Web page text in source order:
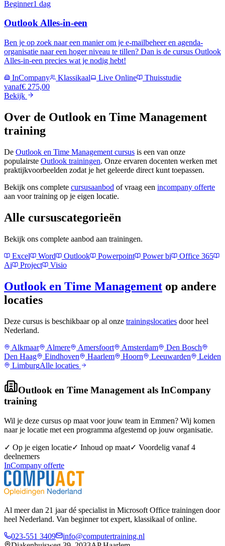
Beginner1 dag
Outlook Alles-in-een
Ben je op zoek naar een manier om je e-mailbeheer en agenda-
organisatie naar een hoger niveau te tillen? Dan is de cursus Outlook
Alles-in-een precies wat je nodig hebt!
InCompany
Klassikaal Live Online
Thuisstudie
vanaf€ 275,00
Bekijk
Over de Outlook en Time Management
training
De Outlook en Time Management cursus is een van onze
populairste Outlook trainingen. Onze ervaren docenten werken met
praktijkvoorbeelden zodat je het geleerde direct kunt toepassen.
Bekijk ons complete cursusaanbod of vraag een incompany offerte
aan voor training op je eigen locatie.
Alle cursuscategorieën
Bekijk ons complete aanbod aan trainingen.
Excel
Word Outlook Powerpoint Power bi
Office 365
Ai
Project Visio
Outlook en Time Management op andere
locaties
Deze cursus is beschikbaar op al onze trainingslocaties door heel
Nederland.
Alkmaar
Almere Amersfoort Amsterdam
Den Bosch
Den Haag
Eindhoven Haarlem Hoorn Leeuwarden
Leiden
LimburgAlle locaties
Outlook en Time Managementals InCompany
training
Wil je deze cursus op maat voor jouw team in Emmen? Wij komen
naar je locatie met een programma afgestemd op jouw organisatie.
✓ Op je eigen locatie✓ Inhoud op maat✓ Voordelig vanaf 4
deelnemers
InCompany offerte
Al meer dan 21 jaar dé specialist in Microsoft Office trainingen door
heel Nederland. Van beginner tot expert, klassikaal of online.
023-551 3409
info@computertraining.nl